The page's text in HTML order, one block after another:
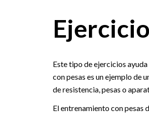
Este tipo de ejercicios
con pesas es un ejemplo de
de resistencia, pesas o
El entrenamiento con pesas